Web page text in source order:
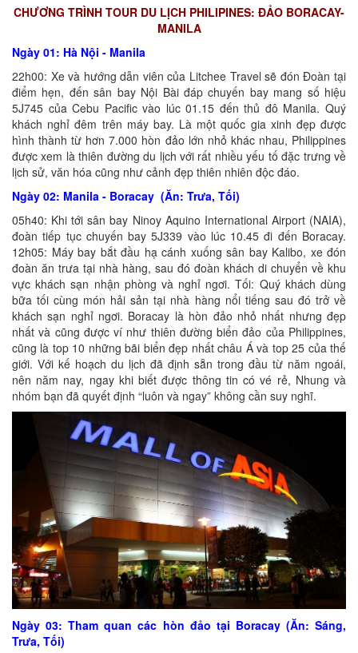
CHƯƠNG TRÌNH TOUR DU LỊCH PHILIPINES: ĐẢO BORACAY-
MANILA
Ngày 01: Hà Nội - Manila
22h00: Xe và hướng dẫn viên của Litchee Travel sẽ đón Đoàn tại
điểm hẹn, đến sân bay Nội Bài đáp chuyến bay mang số hiệu
5J745 của Cebu Pacific vào lúc 01.15 đến thủ đô Manila. Quý
khách nghỉ đêm trên máy bay. Là một quốc gia xinh đẹp được
hình thành từ hơn 7.000 hòn đảo lớn nhỏ khác nhau, Philippines
được xem là thiên đường du lịch với rất nhiều yếu tố đặc trưng về
lịch sử, văn hóa cũng như cảnh đẹp thiên nhiên độc đáo.
Ngày 02: Manila - Boracay (Ăn: Trưa, Tối)
05h40: Khi tới sân bay Ninoy Aquino International Airport (NAIA),
đoàn tiếp tục chuyến bay 5J339 vào lúc 10.45 đi đến Boracay.
12h05: Máy bay bắt đầu hạ cánh xuống sân bay Kalibo, xe đón
đoàn ăn trưa tại nhà hàng, sau đó đoàn khách di chuyển về khu
vực khách sạn nhận phòng và nghỉ ngơi. Tối: Quý khách dùng
bữa tối cùng món hải sản tại nhà hàng nổi tiếng sau đó trở về
khách sạn nghỉ ngơi. Boracay là hòn đảo nhỏ nhất nhưng đẹp
nhất và cũng được ví như thiên đường biển đảo của Philippines,
cũng là top 10 những bãi biển đẹp nhất châu Á và top 25 của thế
giới. Với kế hoạch du lịch đã định sẵn trong đầu từ năm ngoái,
nên năm nay, ngay khi biết được thông tin có vé rẻ, Nhung và
nhóm bạn đã quyết định “luôn và ngay” không cần suy nghĩ.
Ngày 03: Tham quan các hòn đảo tại Boracay (Ăn: Sáng,
Trưa, Tối)